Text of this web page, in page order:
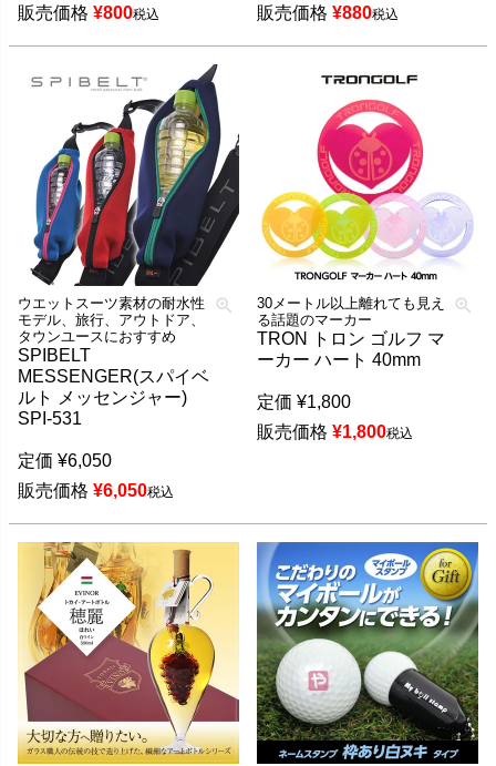
販売価格 ¥800税込 販売価格 ¥880税込
ウエットスーツ素材の耐水性
モデル、旅行、アウトドア、
タウンユースにおすすめ
SPIBELT
MESSENGER(スパイベ
ルト メッセンジャー)
SPI-531
定価 ¥6,050
販売価格 ¥6,050税込
30メートル以上離れても見え
る話題のマーカー
TRON トロン ゴルフ マ
ーカー ハート 40mm
定価 ¥1,800
販売価格 ¥1,800税込